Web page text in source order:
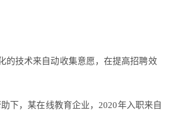
的技术来自动收集意愿，在提高招聘效
下，某在线教育企业，2020年入职来自